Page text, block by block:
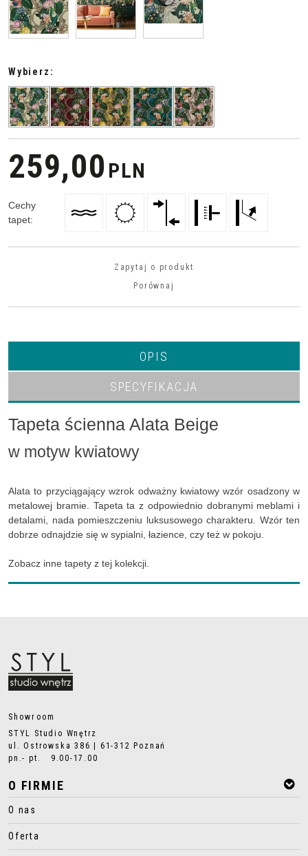
Wybierz:
259,00 PLN
Cechy
tapet:
Zapytaj o produkt
Porównaj
OPIS
SPECYFIKACJA
Tapeta ścienna Alata Beige
w motyw kwiatowy
Alata to przyciągający wzrok odważny kwiatowy wzór osadzony w
metalowej bramie. Tapeta ta z odpowiednio dobranymi meblami i
detalami, nada pomieszczeniu luksusowego charakteru. Wzór ten
dobrze odnajdzie się w sypialni, łazience, czy też w pokoju.
Zobacz inne tapety z tej kolekcji.
Showroom
STYL Studio Wnętrz
ul. Ostrowska 386 | 61-312 Poznań
pn.- pt. 9.00-17.00
O FIRMIE
O nas
Oferta